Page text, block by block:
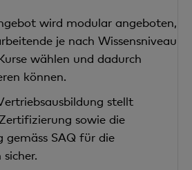
wird modular angeboten,
je nach Wissensniveau
wählen und dadurch
können.
stellt
sowie die
gemäss SAQ für die